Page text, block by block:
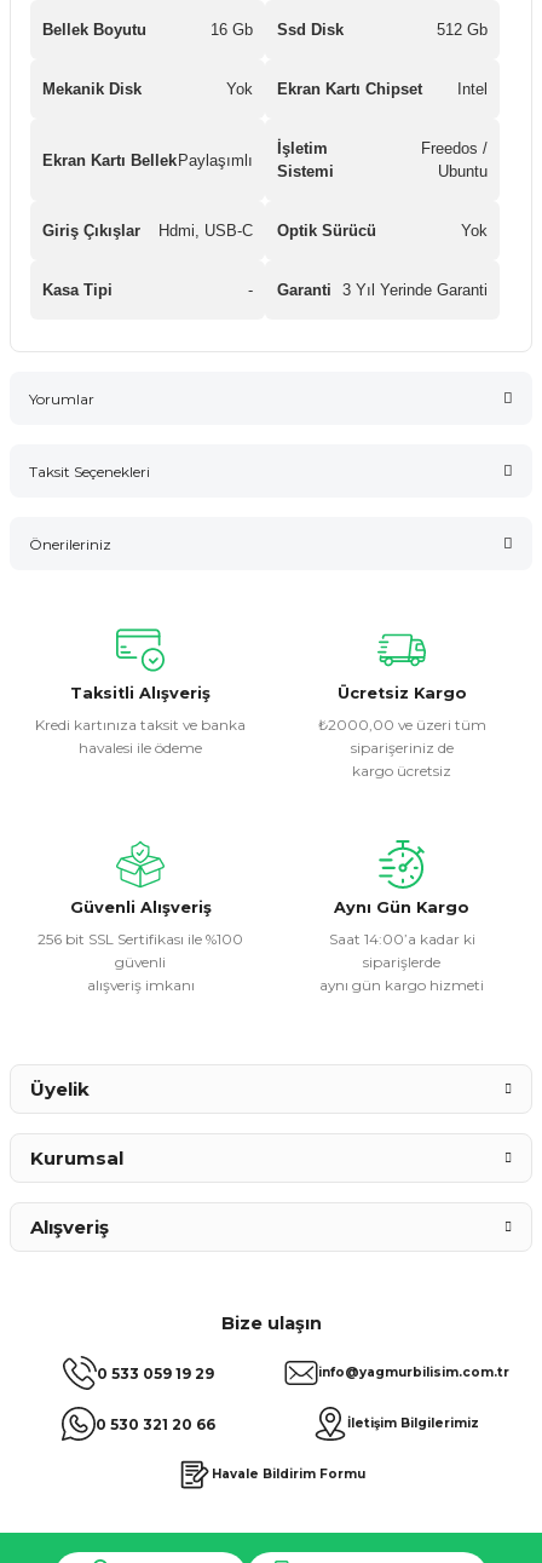
Bellek Boyutu 16 Gb Ssd Disk 512 Gb
Mekanik Disk Yok Ekran Kartı Chipset Intel
Ekran Kartı BellekPaylaşımlı
İşletim
Sistemi
Freedos /
Ubuntu
Giriş Çıkışlar Hdmi, USB-C Optik Sürücü Yok
Kasa Tipi - Garanti 3 Yıl Yerinde Garanti
Yorumlar
Taksit Seçenekleri
Önerileriniz
konularda yetersiz gördüğünüz noktaları öneri formunu
kullanarak tarafımıza iletebilirsiniz.
Görüş ve önerileriniz için teşekkür ederiz.
Ürün resmi kalitesiz, bozuk veya görüntülenemiyor.
Ürün fiyatı diğer sitelerden daha pahalı.
Bu ürüne benzer farklı alternatifler olmalı.
Taksitli Alışveriş
Kredi kartınıza taksit ve banka
havalesi ile ödeme
Ücretsiz Kargo
₺2000,00 ve üzeri tüm
siparişeriniz de
kargo ücretsiz
Güvenli Alışveriş
256 bit SSL Sertifikası ile %100
güvenli
alışveriş imkanı
Aynı Gün Kargo
Saat 14:00’a kadar ki
siparişlerde
aynı gün kargo hizmeti
Bize ulaşın
0 533 059 19 29
0 530 321 20 66
info@yagmurbilisim.com.tr
İletişim Bilgilerimiz
Havale Bildirim Formu
Üyelik
Kurumsal
Alışveriş